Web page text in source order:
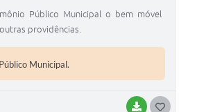
BAIXAR
Público Municipal o bem móvel
providências.
Municipal.